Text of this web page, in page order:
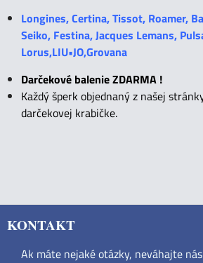
Longines, Certina, Tissot, Roamer,
Seiko, Festina, Jacques Lemans,
Lorus,LIU•JO,Grovana
Darčekové balenie ZDARMA !
Každý šperk objednaný z našej
darčekovej krabičke.
KONTAKT
Ak máte nejaké otázky, neváhajte